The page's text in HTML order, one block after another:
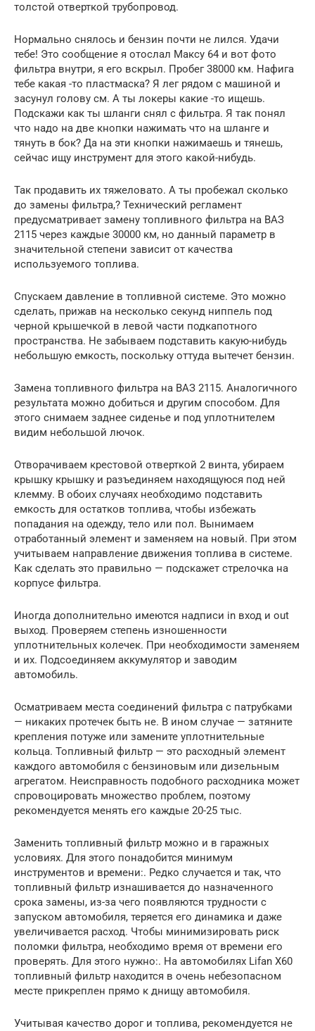
толстой отверткой трубопровод.
Нормально снялось и бензин почти не лился. Удачи
тебе! Это сообщение я отослал Максу 64 и вот фото
фильтра внутри, я его вскрыл. Пробег 38000 км. Нафига
тебе какая -то пластмаска? Я лег рядом с машиной и
засунул голову см. А ты локеры какие -то ищешь.
Подскажи как ты шланги снял с фильтра. Я так понял
что надо на две кнопки нажимать что на шланге и
тянуть в бок? Да на эти кнопки нажимаешь и тянешь,
сейчас ищу инструмент для этого какой-нибудь.
Так продавить их тяжеловато. А ты пробежал сколько
до замены фильтра,? Технический регламент
предусматривает замену топливного фильтра на ВАЗ
2115 через каждые 30000 км, но данный параметр в
значительной степени зависит от качества
используемого топлива.
Спускаем давление в топливной системе. Это можно
сделать, прижав на несколько секунд ниппель под
черной крышечкой в левой части подкапотного
пространства. Не забываем подставить какую-нибудь
небольшую емкость, поскольку оттуда вытечет бензин.
Замена топливного фильтра на ВАЗ 2115. Аналогичного
результата можно добиться и другим способом. Для
этого снимаем заднее сиденье и под уплотнителем
видим небольшой лючок.
Отворачиваем крестовой отверткой 2 винта, убираем
крышку крышку и разъединяем находящуюся под ней
клемму. В обоих случаях необходимо подставить
емкость для остатков топлива, чтобы избежать
попадания на одежду, тело или пол. Вынимаем
отработанный элемент и заменяем на новый. При этом
учитываем направление движения топлива в системе.
Как сделать это правильно — подскажет стрелочка на
корпусе фильтра.
Иногда дополнительно имеются надписи in вход и out
выход. Проверяем степень изношенности
уплотнительных колечек. При необходимости заменяем
и их. Подсоединяем аккумулятор и заводим
автомобиль.
Осматриваем места соединений фильтра с патрубками
— никаких протечек быть не. В ином случае — затяните
крепления потуже или замените уплотнительные
кольца. Топливный фильтр — это расходный элемент
каждого автомобиля с бензиновым или дизельным
агрегатом. Неисправность подобного расходника может
спровоцировать множество проблем, поэтому
рекомендуется менять его каждые 20-25 тыс.
Заменить топливный фильтр можно и в гаражных
условиях. Для этого понадобится минимум
инструментов и времени:. Редко случается и так, что
топливный фильтр изнашивается до назначенного
срока замены, из-за чего появляются трудности с
запуском автомобиля, теряется его динамика и даже
увеличивается расход. Чтобы минимизировать риск
поломки фильтра, необходимо время от времени его
проверять. Для этого нужно:. На автомобилях Lifan X60
топливный фильтр находится в очень небезопасном
месте прикреплен прямо к днищу автомобиля.
Учитывая качество дорог и топлива, рекомендуется не